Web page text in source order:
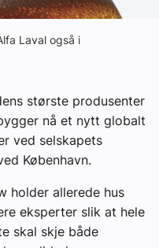
Nyheter
Laval også i
største produsenter
nå et nytt globalt
ved selskapets
København.
holder allerede hus
eksperter slik at hele
skal skje både